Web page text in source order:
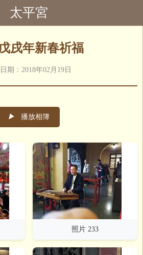
太平宮
戌年新春祈福
期：2018年02月19日
▶ 播放相簿
照片 233